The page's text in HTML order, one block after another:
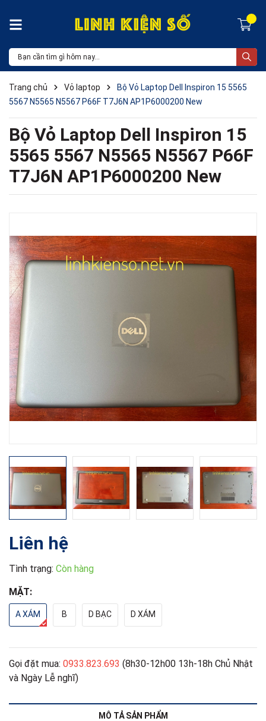
Trang chủ Vỏ laptop
Bộ Vỏ Laptop Dell Inspiron 15 5565
5567 N5565 N5567 P66F T7J6N AP1P6000200 New
Bộ Vỏ Laptop Dell Inspiron 15
5565 5567 N5565 N5567 P66F
T7J6N AP1P6000200 New
Liên hệ
Tình trạng: Còn hàng
MẶT:
A XÁM B D BẠC D XÁM
Gọi đặt mua: 0933.823.693 (8h30-12h00 13h-18h Chủ Nhật
và Ngày Lễ nghĩ)
MÔ TẢ SẢN PHẨM